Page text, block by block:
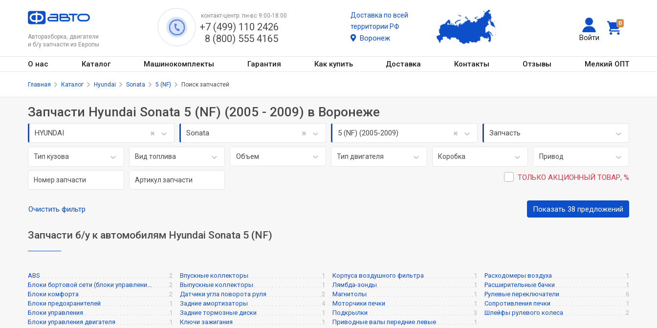
Авторазборка, двигатели
и б/у запчасти из Европы
0
Войти
контакт-центр: пн-вс 9:00-18:00
+7 (499) 110 2426
8 (800) 555 4165
Доставка по всей
территории РФ
Воронеж
О нас Каталог Машинокомплекты Гарантия Как купить Доставка Контакты Отзывы Мелкий ОПТ
Главная Каталог Hyundai Sonata 5 (NF) Поиск запчастей
Запчасти Hyundai Sonata 5 (NF) (2005 - 2009) в Воронеже
HYUNDAI Sonata 5 (NF) (2005-2009) Запчасть
Тип кузова Вид топлива Объем Тип двигателя Коробка Привод
ТОЛЬКО АКЦИОННЫЙ ТОВАР, %
Очистить фильтр Показать 38 предложений
Запчасти б/у к автомобилям Hyundai Sonata 5 (NF)
ABS
2
Блоки бортовой сети (блоки управлени...
2
Блоки комфорта
2
Блоки предохранителей
1
Блоки управления
1
Блоки управления двигателя
1
Впускные коллекторы
1
Выпускные коллекторы
1
Датчики угла поворота руля
2
Задние амортизаторы
4
Задние тормозные диски
1
Ключи зажигания
1
Корпуса воздушного фильтра
1
Лямбда-зонды
1
Магнитолы
1
Моторчики печки
1
Подкрылки
3
Приводные валы передние левые
1
Расходомеры воздуха
1
Расширительные бачки
1
Рулевые переключатели
6
Сопротивления печки
1
Шлейфы рулевого колеса
2